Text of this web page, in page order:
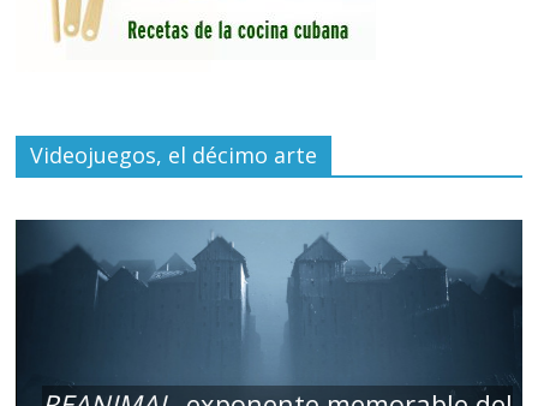
Videojuegos, el décimo arte